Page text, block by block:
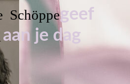
Schöppegeef
je dag